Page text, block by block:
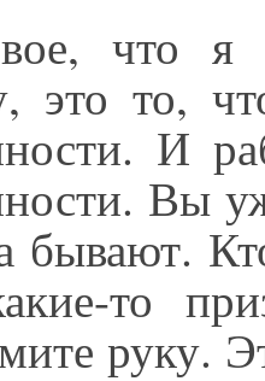
что я
это то,
И
Вы
бывают.
то
руку.